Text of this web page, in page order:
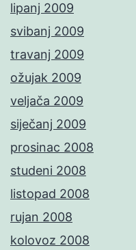
lipanj 2009
svibanj 2009
travanj 2009
ožujak 2009
veljača 2009
siječanj 2009
prosinac 2008
studeni 2008
listopad 2008
rujan 2008
kolovoz 2008